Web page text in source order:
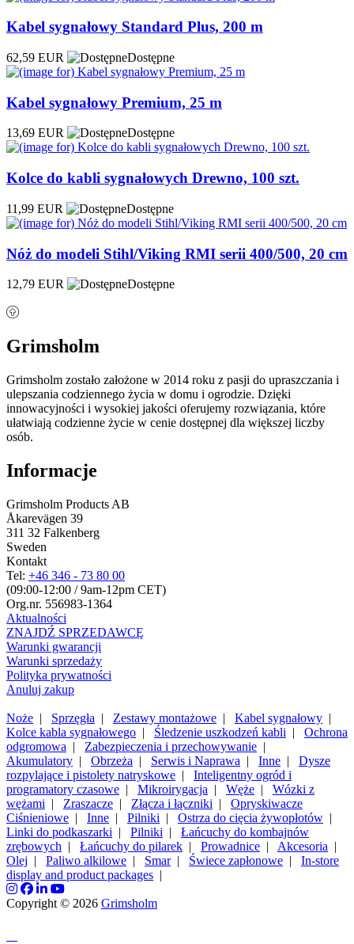
Kabel sygnałowy Standard Plus, 200 m
62,59 EUR Dostępne
Kabel sygnałowy Premium, 25 m
13,69 EUR Dostępne
Kolce do kabli sygnałowych Drewno, 100 szt.
11,99 EUR Dostępne
Nóż do modeli Stihl/Viking RMI serii 400/500, 20 cm
12,79 EUR Dostępne
Grimsholm
Grimsholm zostało założone w 2014 roku z pasji do upraszczania i
ulepszania codziennego życia w domu i ogrodzie. Dzięki
innowacyjności i wysokiej jakości oferujemy rozwiązania, które
ułatwiają codzienne życie w cenie dostępnej dla większej liczby
osób.
Informacje
Grimsholm Products AB
Åkarevägen 39
311 32 Falkenberg
Sweden
Kontakt
Tel: +46 346 - 73 80 00
(09:00-12:00 / 9am-12pm CET)
Org.nr. 556983-1364
Aktualności
ZNAJDŹ SPRZEDAWCĘ
Warunki gwarancji
Warunki sprzedaży
Polityka prywatności
Anuluj zakup
Noże | Sprzęgła | Zestawy montażowe | Kabel sygnałowy |
Kolce kabla sygnałowego | Śledzenie uszkodzeń kabli | Ochrona
odgromowa | Zabezpieczenia i przechowywanie |
Akumulatory | Obrzeża | Serwis i Naprawa | Inne | Dysze
rozpylające i pistolety natryskowe | Inteligentny ogród i
programatory czasowe | Mikroirygacja | Węże | Wózki z
wężami | Zraszacze | Złącza i łączniki | Opryskiwacze
Ciśnieniowe | Inne | Pilniki | Ostrza do cięcia żywopłotów |
Linki do podkaszarki | Pilniki | Łańcuchy do kombajnów
zrębowych | Łańcuchy do pilarek | Prowadnice | Akcesoria |
Olej | Paliwo alkilowe | Smar| Świece zapłonowe | In-store
display and product packages |
Copyright © 2026 Grimsholm